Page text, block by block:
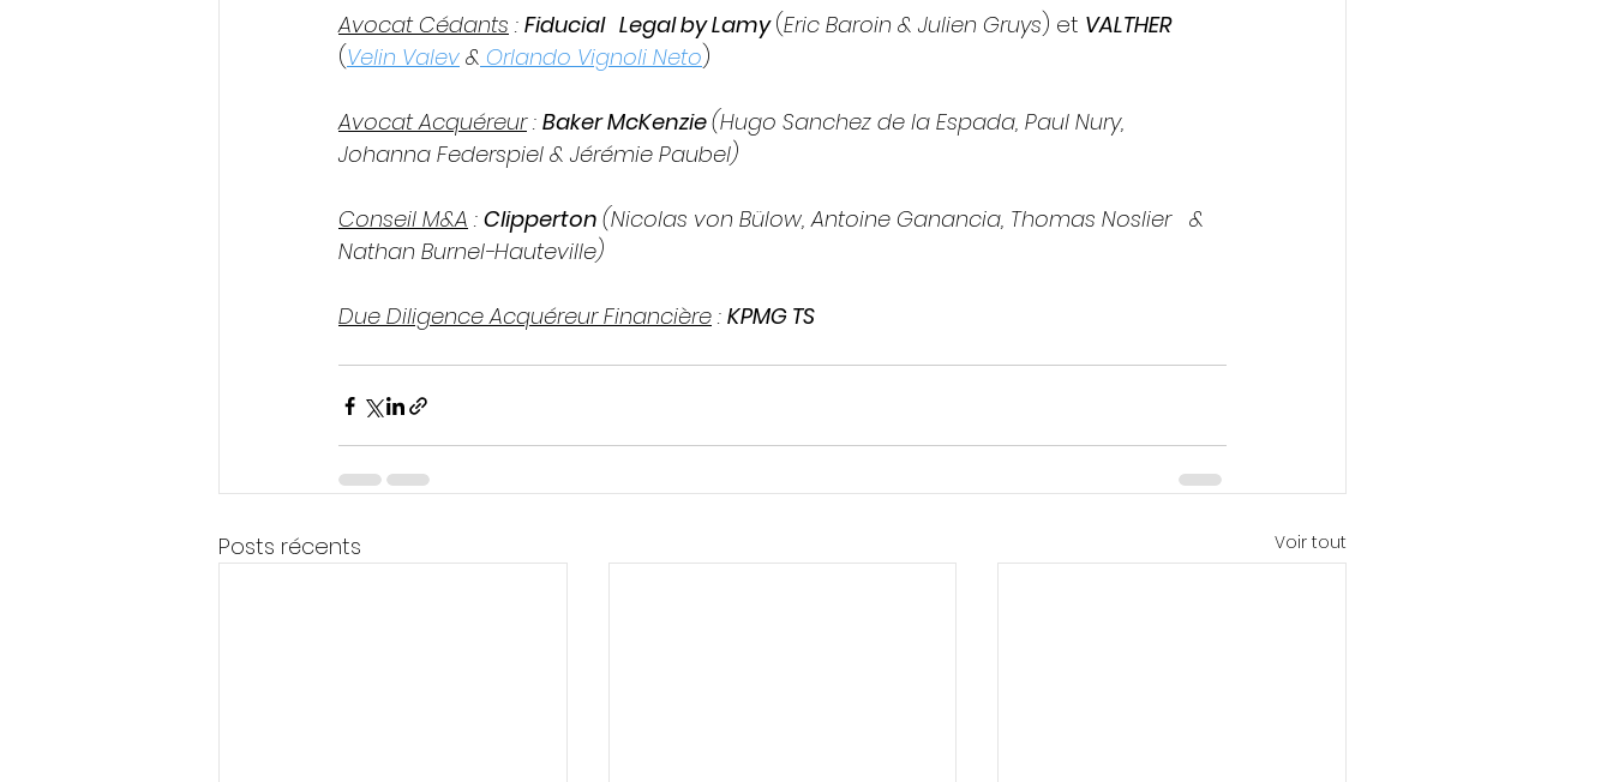
Avocat Cédants : Fiducial   Legal by Lamy (Eric Baroin & Julien Gruys) et VALTHER
(Velin Valev & Orlando Vignoli Neto)
Avocat Acquéreur : Baker McKenzie (Hugo Sanchez de la Espada, Paul Nury,
Johanna Federspiel & Jérémie Paubel)
Conseil M&A : Clipperton (Nicolas von Bülow, Antoine Ganancia, Thomas Noslier   &
Nathan Burnel-Hauteville)
Due Diligence Acquéreur Financière : KPMG TS
Posts récents Voir tout